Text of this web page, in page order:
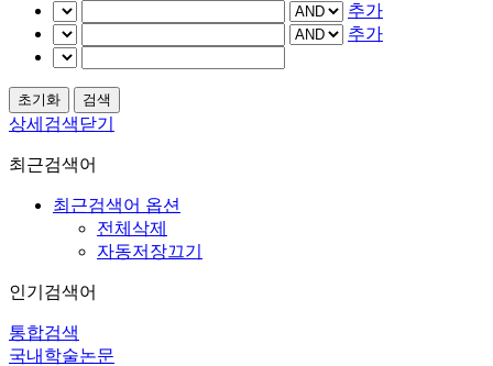
추가
추가
상세검색닫기
최근검색어
최근검색어 옵션
전체삭제
자동저장끄기
인기검색어
통합검색
국내학술논문